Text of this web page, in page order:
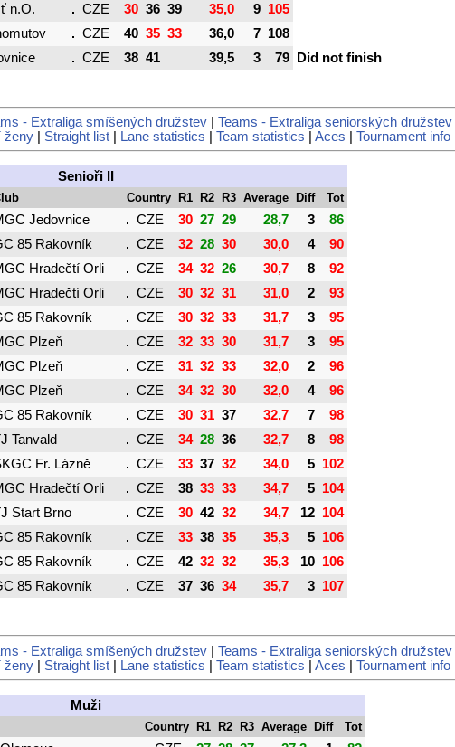
n.O. CZE 30 36 39 35,0 9 105
CZE 40 35 33 36,0 7 108
CZE 38 41 39,5 3 79 Did not finish
- Extraliga smíšených družstev Teams - Extraliga seniorských družstev
ženy| Straight list| Lane statistics Team statistics Aces Tournament info|
Senioři II
Country R1 R2 R3 Average Diff Tot
Jedovnice CZE 30 27 29 28,7 3
86
85 Rakovník CZE 32 28 30 30,0 4
90
Hradečtí Orli CZE 34 32 26 30,7 8
92
Hradečtí Orli CZE 30 32 31 31,0 2
93
85 Rakovník CZE 30 32 33 31,7 3
95
Plzeň CZE 32 33 30 31,7 3
95
Plzeň CZE 31 32 33 32,0 2
96
Plzeň CZE 34 32 30 32,0 4
96
85 Rakovník CZE 30 31 37 32,7 7
98
Tanvald CZE 34 28 36 32,7 8
98
Fr. Lázně CZE 33 37 32 34,0 5 102
Hradečtí Orli CZE 38 33 33 34,7 5 104
Start Brno CZE 30 42 32 34,7 12 104
85 Rakovník CZE 33 38 35 35,3 5 106
85 Rakovník CZE 42 32 32 35,3 10 106
85 Rakovník CZE 37 36 34 35,7 3 107
- Extraliga smíšených družstev Teams - Extraliga seniorských družstev
ženy| Straight list| Lane statistics Team statistics Aces Tournament info|
Muži
Country R1 R2 R3 Average Diff Tot